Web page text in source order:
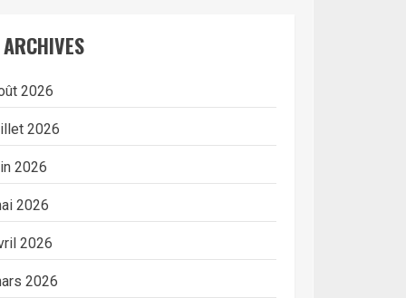
ARCHIVES
2026
2026
2026
2026
2026
2026